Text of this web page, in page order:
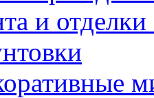
и отделки